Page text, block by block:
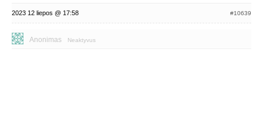
2023 12 liepos @ 17:58 #10639
Anonimas Neaktyvus